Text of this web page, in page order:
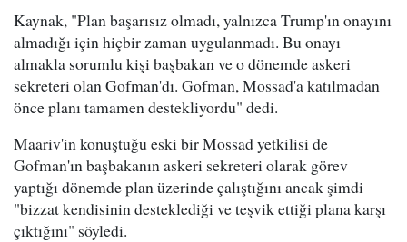
Kaynak, "Plan başarısız olmadı, yalnızca Trump'ın onayını
almadığı için hiçbir zaman uygulanmadı. Bu onayı
almakla sorumlu kişi başbakan ve o dönemde askeri
sekreteri olan Gofman'dı. Gofman, Mossad'a katılmadan
önce planı tamamen destekliyordu" dedi.
Maariv'in konuştuğu eski bir Mossad yetkilisi de
Gofman'ın başbakanın askeri sekreteri olarak görev
yaptığı dönemde plan üzerinde çalıştığını ancak şimdi
"bizzat kendisinin desteklediği ve teşvik ettiği plana karşı
çıktığını" söyledi.